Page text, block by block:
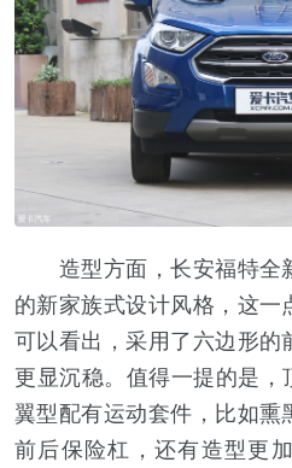
造型方面，长安福特全
的新家族式设计风格，这一
可以看出，采用了六边形的
更显沉稳。值得一提的是
翼型配有运动套件，比如熏
前后保险杠，还有造型更